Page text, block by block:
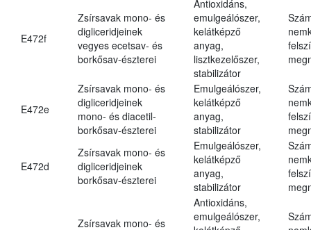
E472f
Zsírsavak mono- és
digliceridjeinek
vegyes ecetsav- és
borkősav-észterei
Antioxidáns,
emulgeálószer,
kelátképző
anyag,
lisztkezelőszer,
stabilizátor
E472e
Zsírsavak mono- és
digliceridjeinek
mono- és diacetil-
borkősav-észterei
Emulgeálószer,
kelátképző
anyag,
stabilizátor
E472d
Zsírsavak mono- és
digliceridjeinek
borkősav-észterei
Emulgeálószer,
kelátképző
anyag,
stabilizátor
Zsírsavak mono- és
Antioxidáns,
emulgeálószer,